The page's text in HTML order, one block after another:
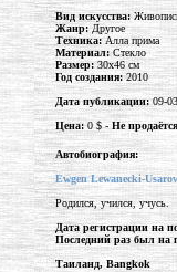
Вид искусства:
Жанр: Другое
Техника:Алла прима
Материал:Стекло
Размер:30x46 см
Год создания:2010
Дата публикации: 09-
Цена:0 $ -Не продаётся
Автобиография:
Ewgen Lewanecki-
Родился, учился, учусь.
Дата регистрации на
Последний раз был на
Таиланд, Bangkok